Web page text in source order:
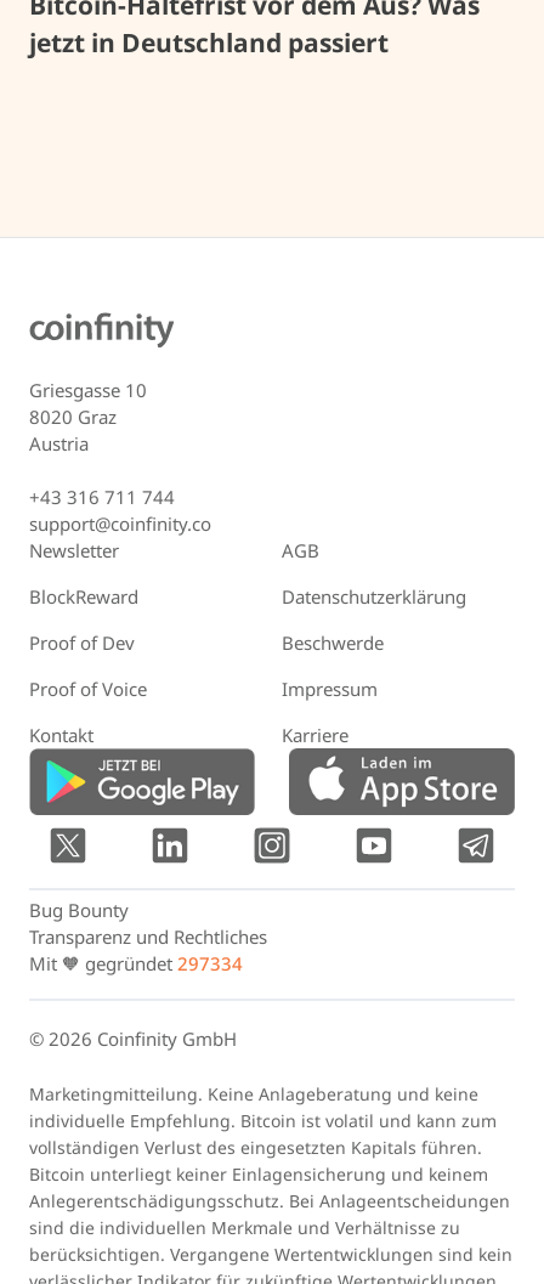
jetzt in Deutschland passiert
Griesgasse 10
8020 Graz
Austria
+43 316 711 744
support@coinfinity.co
Newsletter
AGB
BlockReward
Datenschutzerklärung
Proof of Dev
Beschwerde
Proof of Voice
Impressum
Kontakt
Karriere
Bug Bounty
Transparenz und Rechtliches
Mit 🧡 gegründet 297334
© 2026 Coinfinity GmbH
Marketingmitteilung. Keine Anlageberatung und keine
individuelle Empfehlung. Bitcoin ist volatil und kann zum
vollständigen Verlust des eingesetzten Kapitals führen.
Bitcoin unterliegt keiner Einlagensicherung und keinem
Anlegerentschädigungsschutz. Bei Anlageentscheidungen
sind die individuellen Merkmale und Verhältnisse zu
berücksichtigen. Vergangene Wertentwicklungen sind kein